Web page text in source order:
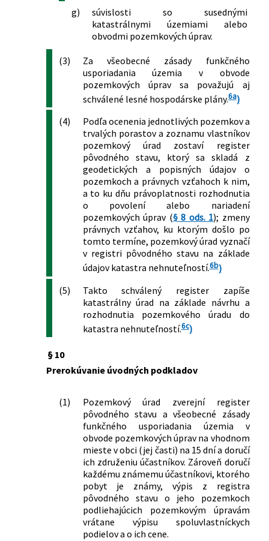
g)
súvislosti so susednými
katastrálnymi územiami alebo
obvodmi pozemkových úprav.
(3)
Za všeobecné zásady funkčného
usporiadania územia v obvode
pozemkových úprav sa považujú aj
schválené lesné hospodárske plány.6a)
(4)
Podľa ocenenia jednotlivých pozemkov a
trvalých porastov a zoznamu vlastníkov
pozemkový úrad zostaví register
pôvodného stavu, ktorý sa skladá z
geodetických a popisných údajov o
pozemkoch a právnych vzťahoch k nim,
a to ku dňu právoplatnosti rozhodnutia
o povolení alebo nariadení
pozemkových úprav (§ 8 ods. 1); zmeny
právnych vzťahov, ku ktorým došlo po
tomto termíne, pozemkový úrad vyznačí
v registri pôvodného stavu na základe
údajov katastra nehnuteľností.6b)
(5)
Takto schválený register zapíše
katastrálny úrad na základe návrhu a
rozhodnutia pozemkového úradu do
katastra nehnuteľností.6c)
§ 10
Prerokúvanie úvodných podkladov
(1)
Pozemkový úrad zverejní register
pôvodného stavu a všeobecné zásady
funkčného usporiadania územia v
obvode pozemkových úprav na vhodnom
mieste v obci (jej časti) na 15 dní a doručí
ich združeniu účastníkov. Zároveň doručí
každému známemu účastníkovi, ktorého
pobyt je známy, výpis z registra
pôvodného stavu o jeho pozemkoch
podliehajúcich pozemkovým úpravám
vrátane výpisu spoluvlastníckych
podielov a o ich cene.